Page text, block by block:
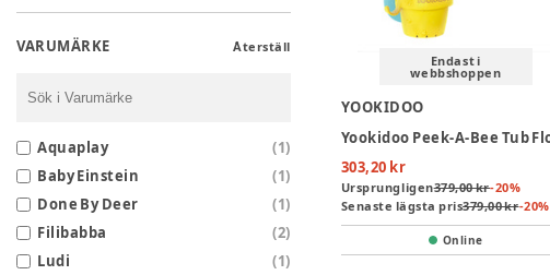
VARUMÄRKE Återställ
Aquaplay (1)
Baby Einstein
(1)
Done By Deer
(1)
Filibabba
(2)
Ludi
(1)
Endast i
webbshoppen
YOOKIDOO
303,20 kr
Ursprungligen379,00 kr-20%
Senaste lägsta pris379,00 kr-20%
Online